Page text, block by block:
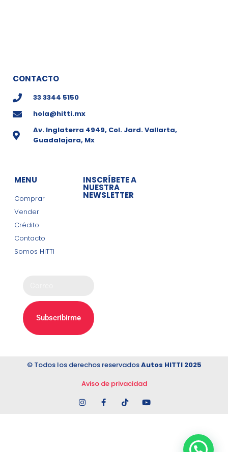
CONTACTO
33 3344 5150
hola@hitti.mx
Av. Inglaterra 4949, Col. Jard. Vallarta,
Guadalajara, Mx
MENU
Comprar
Vender
Crédito
Contacto
Somos HITTI
Subscribirme
INSCRÍBETE A
NUESTRA
NEWSLETTER
© Todos los derechos reservadosAutos HITTI 2025
Aviso de privacidad
elit tellus, luctus nec ullamcorper mattis, pulvinar dapibus